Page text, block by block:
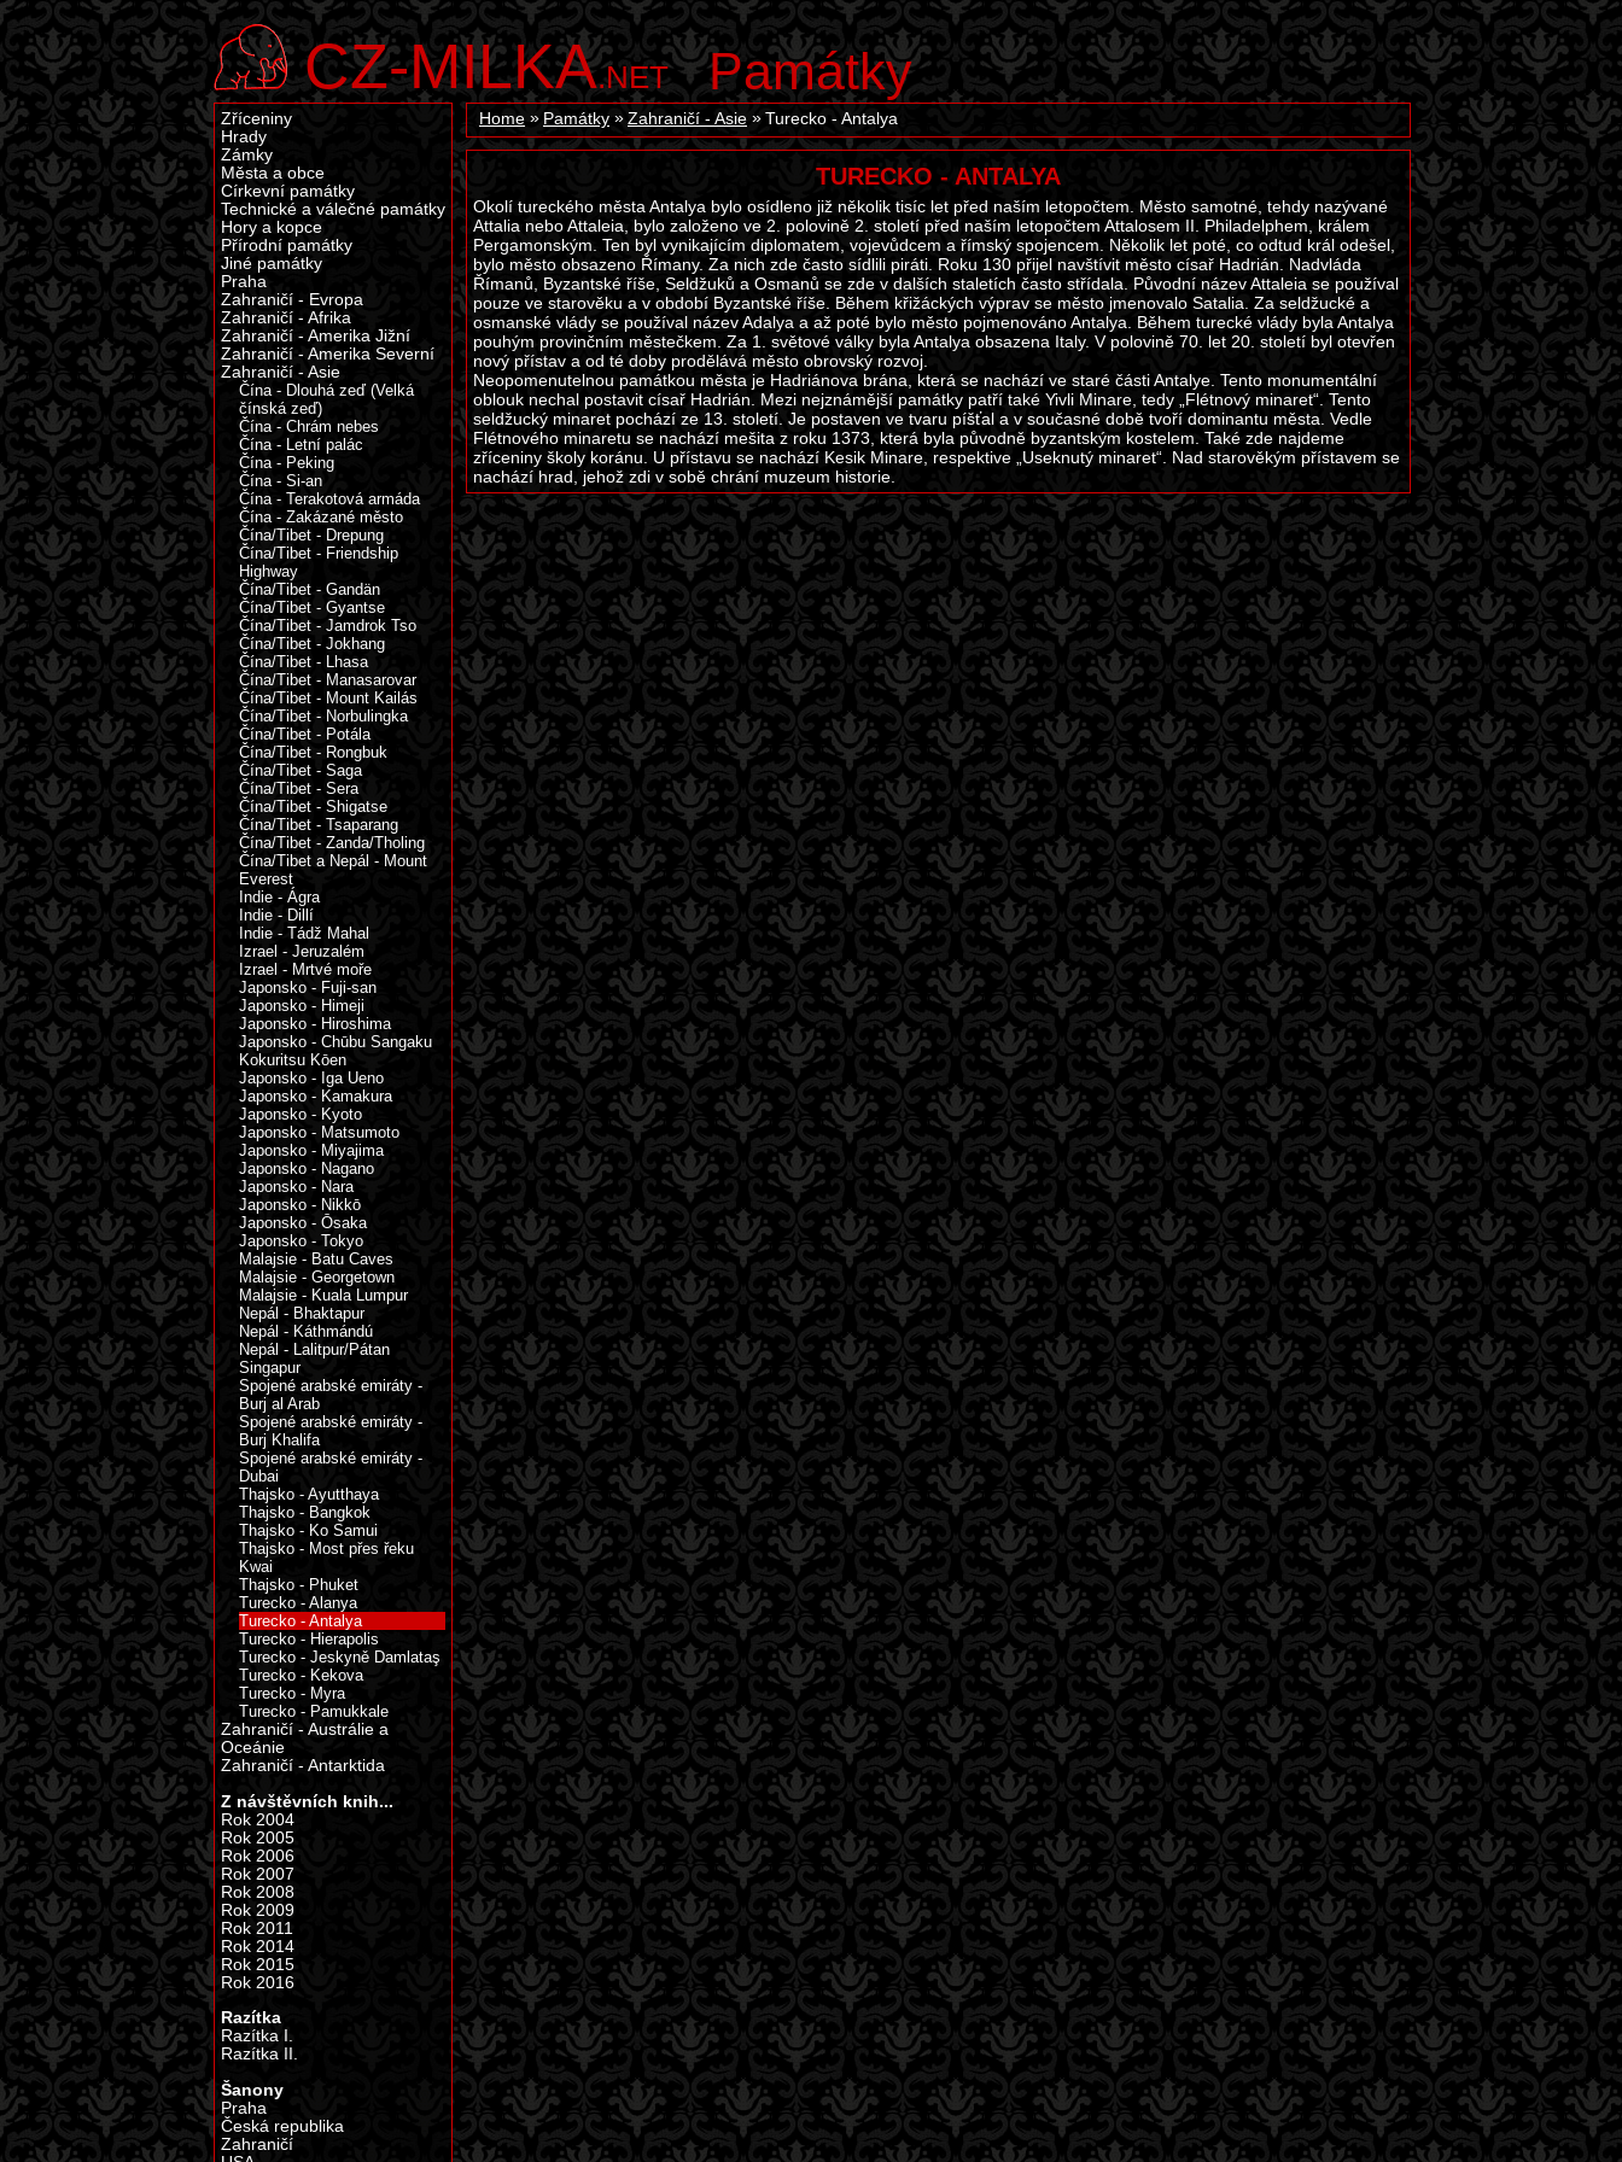
CZ-MILKA.NET Památky
Home Památky Zahraničí - Asie Turecko - Antalya
TURECKO - ANTALYA
Okolí tureckého města Antalya bylo osídleno již několik tisíc let před naším letopočtem. Město samotné, tehdy nazývané
Attalia nebo Attaleia, bylo založeno ve 2. polovině 2. století před naším letopočtem Attalosem II. Philadelphem, králem
Pergamonským. Ten byl vynikajícím diplomatem, vojevůdcem a římský spojencem. Několik let poté, co odtud král odešel,
bylo město obsazeno Římany. Za nich zde často sídlili piráti. Roku 130 přijel navštívit město císař Hadrián. Nadvláda
Římanů, Byzantské říše, Seldžuků a Osmanů se zde v dalších staletích často střídala. Původní název Attaleia se používal
pouze ve starověku a v období Byzantské říše. Během křižáckých výprav se město jmenovalo Satalia. Za seldžucké a
osmanské vlády se používal název Adalya a až poté bylo město pojmenováno Antalya. Během turecké vlády byla Antalya
pouhým provinčním městečkem. Za 1. světové války byla Antalya obsazena Italy. V polovině 70. let 20. století byl otevřen
nový přístav a od té doby prodělává město obrovský rozvoj.
Neopomenutelnou památkou města je Hadriánova brána, která se nachází ve staré části Antalye. Tento monumentální
oblouk nechal postavit císař Hadrián. Mezi nejznámější památky patří také Yivli Minare, tedy „Flétnový minaret“. Tento
seldžucký minaret pochází ze 13. století. Je postaven ve tvaru píšťal a v současné době tvoří dominantu města. Vedle
Flétnového minaretu se nachází mešita z roku 1373, která byla původně byzantským kostelem. Také zde najdeme
zříceniny školy koránu. U přístavu se nachází Kesik Minare, respektive „Useknutý minaret“. Nad starověkým přístavem se
nachází hrad, jehož zdi v sobě chrání muzeum historie.
Zříceniny
Hrady
Zámky
Města a obce
Církevní památky
Technické a válečné památky
Hory a kopce
Přírodní památky
Jiné památky
Praha
Zahraničí - Evropa
Zahraničí - Afrika
Zahraničí - Amerika Jižní
Zahraničí - Amerika Severní
Zahraničí - Asie
Čína - Dlouhá zeď (Velká
čínská zeď)
Čína - Chrám nebes
Čína - Letní palác
Čína - Peking
Čína - Si-an
Čína - Terakotová armáda
Čína - Zakázané město
Čína/Tibet - Drepung
Čína/Tibet - Friendship
Highway
Čína/Tibet - Gandän
Čína/Tibet - Gyantse
Čína/Tibet - Jamdrok Tso
Čína/Tibet - Jokhang
Čína/Tibet - Lhasa
Čína/Tibet - Manasarovar
Čína/Tibet - Mount Kailás
Čína/Tibet - Norbulingka
Čína/Tibet - Potála
Čína/Tibet - Rongbuk
Čína/Tibet - Saga
Čína/Tibet - Sera
Čína/Tibet - Shigatse
Čína/Tibet - Tsaparang
Čína/Tibet - Zanda/Tholing
Čína/Tibet a Nepál - Mount
Everest
Indie - Ágra
Indie - Dillí
Indie - Tádž Mahal
Izrael - Jeruzalém
Izrael - Mrtvé moře
Japonsko - Fuji-san
Japonsko - Himeji
Japonsko - Hiroshima
Japonsko - Chūbu Sangaku
Kokuritsu Kōen
Japonsko - Iga Ueno
Japonsko - Kamakura
Japonsko - Kyoto
Japonsko - Matsumoto
Japonsko - Miyajima
Japonsko - Nagano
Japonsko - Nara
Japonsko - Nikkō
Japonsko - Ōsaka
Japonsko - Tokyo
Malajsie - Batu Caves
Malajsie - Georgetown
Malajsie - Kuala Lumpur
Nepál - Bhaktapur
Nepál - Káthmándú
Nepál - Lalitpur/Pátan
Singapur
Spojené arabské emiráty -
Burj al Arab
Spojené arabské emiráty -
Burj Khalifa
Spojené arabské emiráty -
Dubai
Thajsko - Ayutthaya
Thajsko - Bangkok
Thajsko - Ko Samui
Thajsko - Most přes řeku
Kwai
Thajsko - Phuket
Turecko - Alanya
Turecko - Antalya
Turecko - Hierapolis
Turecko - Jeskyně Damlataş
Turecko - Kekova
Turecko - Myra
Turecko - Pamukkale
Zahraničí - Austrálie a
Oceánie
Zahraničí - Antarktida
Z návštěvních knih...
Rok 2004
Rok 2005
Rok 2006
Rok 2007
Rok 2008
Rok 2009
Rok 2011
Rok 2014
Rok 2015
Rok 2016
Razítka
Razítka I.
Razítka II.
Šanony
Praha
Česká republika
Zahraničí